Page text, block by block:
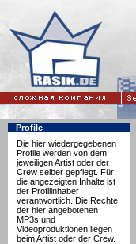
Profile
Die hier wiedergegebenen
Profile werden von dem
jeweiligen Artist oder der
Crew selber gepflegt. Für
die angezeigten Inhalte ist
der Profilinhaber
verantwortlich. Die Rechte
der hier angebotenen
MP3s und
Videoproduktionen liegen
beim Artist oder der Crew.